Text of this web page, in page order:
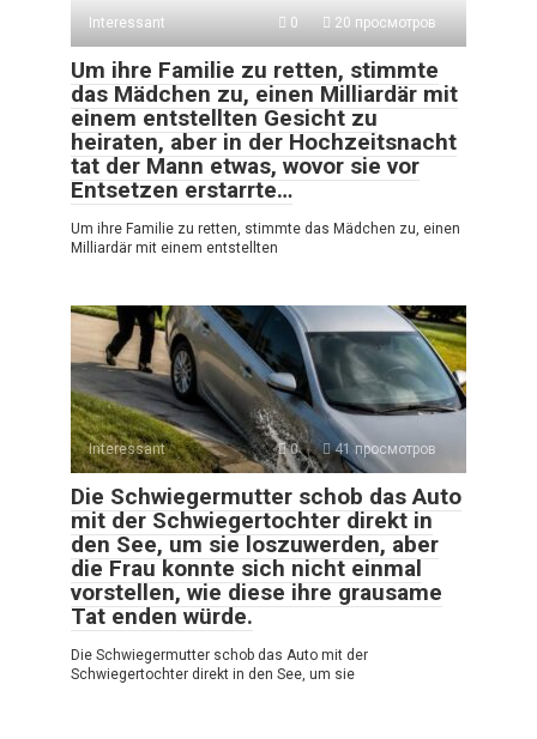
Interessant
0 20 просмотров
Um ihre Familie zu retten, stimmte
das Mädchen zu, einen Milliardär mit
einem entstellten Gesicht zu
heiraten, aber in der Hochzeitsnacht
tat der Mann etwas, wovor sie vor
Entsetzen erstarrte…
Um ihre Familie zu retten, stimmte das Mädchen zu, einen
Milliardär mit einem entstellten
Interessant 0 41 просмотров
Die Schwiegermutter schob das Auto
mit der Schwiegertochter direkt in
den See, um sie loszuwerden, aber
die Frau konnte sich nicht einmal
vorstellen, wie diese ihre grausame
Tat enden würde.
Die Schwiegermutter schob das Auto mit der
Schwiegertochter direkt in den See, um sie